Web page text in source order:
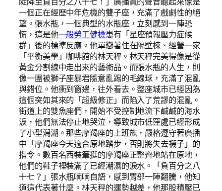
一個正在經歷中年危機的雙子座，充滿了戲劇性的絕
望。張水瓶，一個典型的水瓶座，立刻感到一陣恐
慌，這是他一般勞工健檢患有「星座預報壓力症候
群」後的標準反應。他單戀著住在隔壁棟、經營一家
「平衡美學」咖啡館的林天秤。林天秤完美得像是從
黃金分割線中走出來的藝術品。而張水瓶的人生，則
像一團被獅子座暴君隨意亂踢的毛線球，充滿了混亂
與錯位。他衝到窗邊，往外看去。整座城市已經因為
這個突如其來的「超級修正」而陷入了荒謬的混亂。
街道上的雙魚座們，開始不受控制地流下鹹鹹的海水
淚，他們無法停止地哭泣，導致城市低窪處已經形成
了小型潟湖。那些摩羯座的上班族，嚴格遵守著廣播
中「摩羯座今天適合原地踏步，否則將失去襪子」的
指令。數百名西裝筆挺的摩羯座正整齊地站在原地，
他們的鞋子裡裝滿了已經潮濕的淚水。「負百分之八
十七？」張水瓶喃喃自語，感到胃部一陣翻騰，他知
道這代表著什麼。林天秤的運勢越差，他那股積壓已